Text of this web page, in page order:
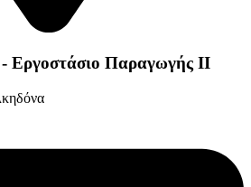
Εργοστάσιο Παραγωγής ΙΙ